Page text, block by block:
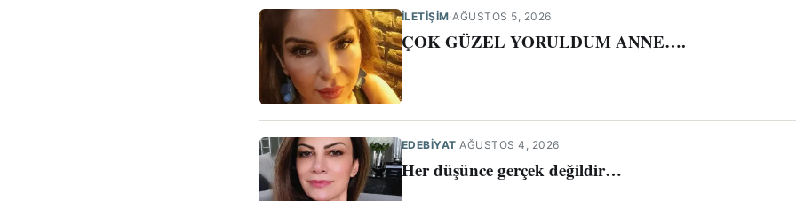
İLETIŞIM·AĞUSTOS 5, 2026
ÇOK GÜZEL YORULDUM ANNE….
EDEBİYAT·AĞUSTOS 4, 2026
Her düşünce gerçek değildir…